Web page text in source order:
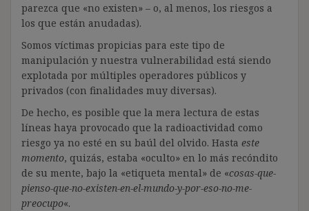
parezca que «no existen» – o, al menos, los riesgos a
los que están anudadas).
Somos víctimas propicias para este tipo de
manipulación y nuestra vulnerabilidad está siendo
explotada por múltiples operadores públicos y
privados (con finalidades muy diversas).
De hecho, es posible que la mera lectura de estas
líneas haya provocado que la radioactividad como
riesgo ya no esté en su baúl del olvido. Hasta este
momento, quizás, estaba «oculto» en lo más recóndito
de su mente, bajo la «etiqueta mental» de «cosas-que-
pienso-que-no-existen-en-el-mundo-y-por-eso-no-me-
preocupo«.